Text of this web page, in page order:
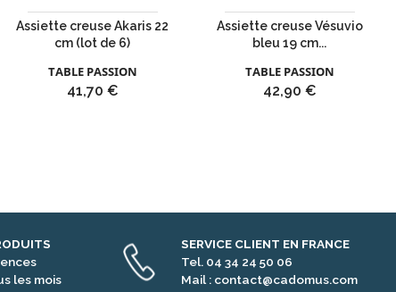
Assiette creuse Akaris 22
cm (lot de 6)
TABLE PASSION
Prix
41,70 €
Assiette creuse Vésuvio
bleu 19 cm...
TABLE PASSION
Prix
42,90 €
les mois
SERVICE CLIENT EN FRANCE
Tel. 04 34 24 50 06
Mail : contact@cadomus.com